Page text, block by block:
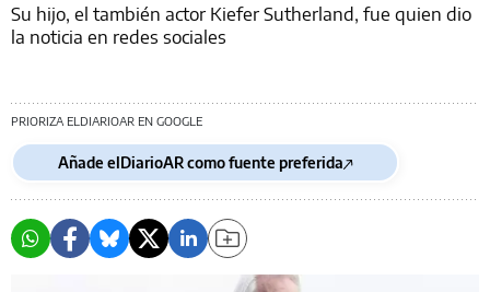
Su hijo, el también actor Kiefer Sutherland, fue quien dio
la noticia en redes sociales
PRIORIZA ELDIARIOAR EN GOOGLE
Añade elDiarioAR como fuente preferida